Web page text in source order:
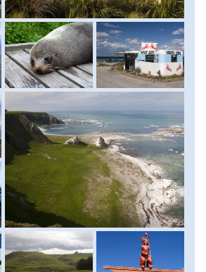
kora estétől egy közös főzés
néhány üveg remek új-zélandi bor
Szállás: apartmanban vagy
alszunk.